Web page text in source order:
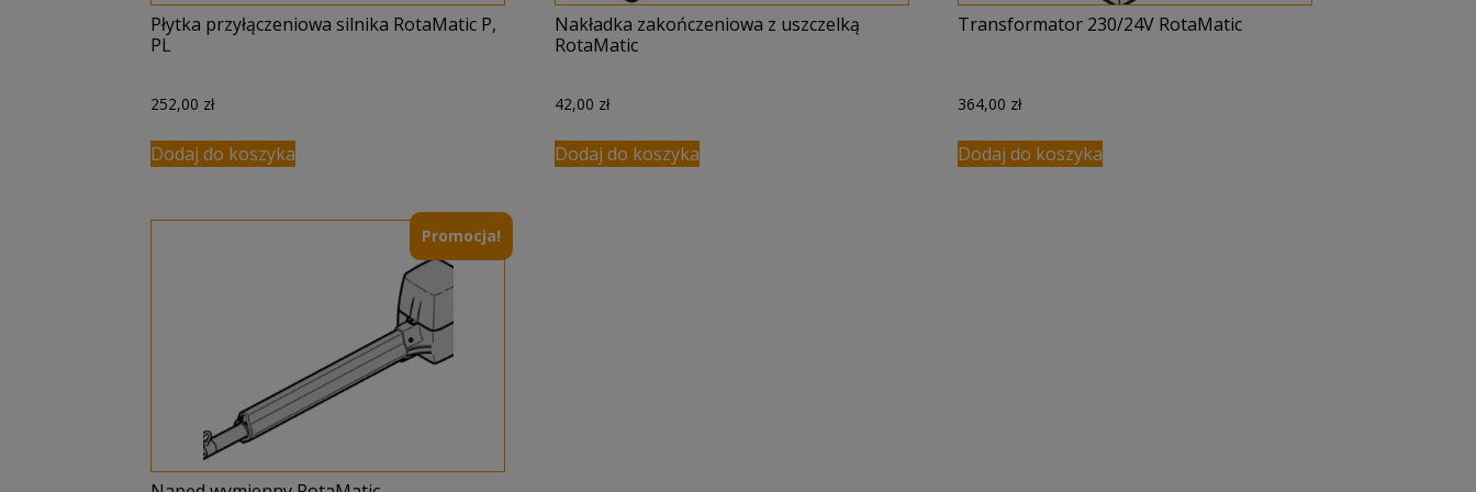
Płytka przyłączeniowa silnika RotaMatic P,
PL
252,00 zł
Dodaj do koszyka
Nakładka zakończeniowa z uszczelką
RotaMatic
42,00 zł
Dodaj do koszyka
Transformator 230/24V RotaMatic
364,00 zł
Dodaj do koszyka
Promocja!